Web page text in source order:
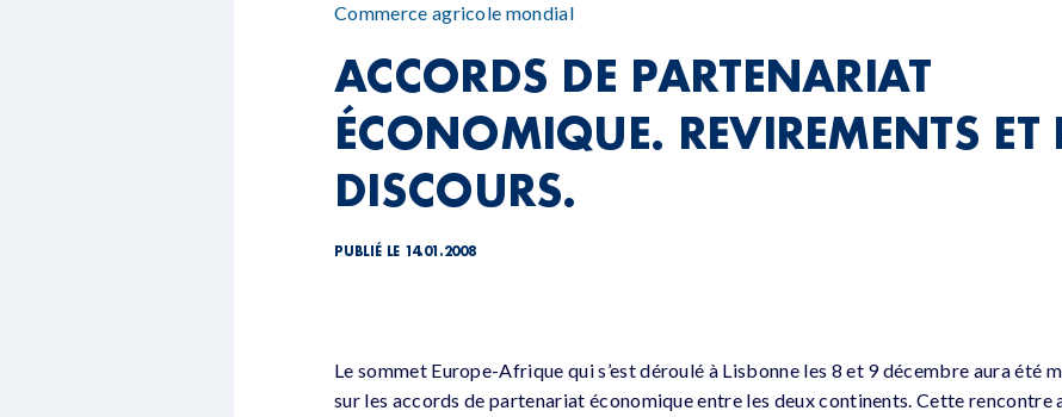
Commerce agricole mondial
ACCORDS DE PARTENARIAT
ÉCONOMIQUE. REVIREMENTS ET
DISCOURS.
PUBLIÉ LE 14.01.2008
Le sommet Europe-Afrique qui s’est déroulé à Lisbonne les 8 et 9 décembre aura été
sur les accords de partenariat économique entre les deux continents. Cette rencontre